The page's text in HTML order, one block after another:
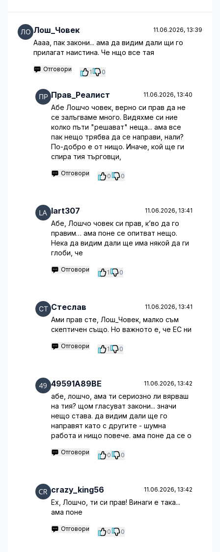
Лош_Човек 11.06.2026, 13:39
Аааа, пак закони... ама да видим дали щи го
прилагат наистина. Че нщо все тая
Отговори 1 0
Прав_Реалист 11.06.2026, 13:40
Абе Лошчо човек, верно си прав да не
се залъгваме много. Видяхме си ние
колко пъти "решават" неща... ама все
пак нещо трябва да се направи, нали?
По-добро е от нищо. Иначе, кой ще ги
спира тия търговци,
Отговори 0 0
lart307 11.06.2026, 13:41
Абе, Лошчо човек си прав, к’во да го
правим… ама поне се опитват нещо.
Нека да видим дали ще има някой да ги
глоби, че
Отговори 1 0
Стеслав 11.06.2026, 13:41
Ами прав сте, Лош_Човек, малко съм
скептичен също. Но важното е, че ЕС ни
Отговори 1 0
49591A89BE 11.06.2026, 13:42
абе, лошчо, ама ти сериозно ли вярваш
на тия? щом гласуват закони... значи
нещо става. да видим дали ще го
направят като с другите - шумна
работа и нищо повече. ама поне да се о
Отговори 0 0
crazy_king56 11.06.2026, 13:42
Ех, Лошчо, ти си прав! Винаги е така...
ама поне
Отговори 0 0